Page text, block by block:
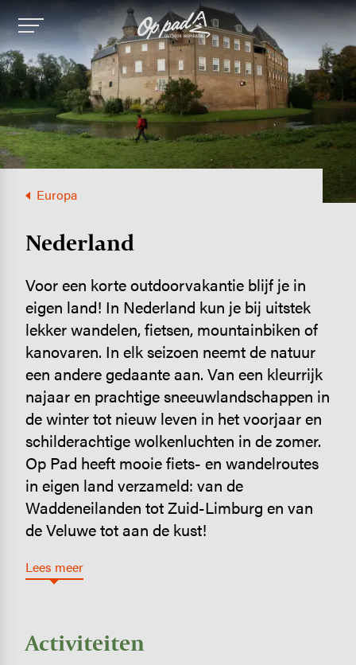
Image
Europa
Nederland
Voor een korte outdoorvakantie blijf je in
eigen land! In Nederland kun je bij uitstek
lekker wandelen, fietsen, mountainbiken of
kanovaren. In elk seizoen neemt de natuur
een andere gedaante aan. Van een kleurrijk
najaar en prachtige sneeuwlandschappen in
de winter tot nieuw leven in het voorjaar en
schilderachtige wolkenluchten in de zomer.
Op Pad heeft mooie fiets- en wandelroutes
in eigen land verzameld: van de
Waddeneilanden tot Zuid-Limburg en van
de Veluwe tot aan de kust!
Lees meer
Activiteiten